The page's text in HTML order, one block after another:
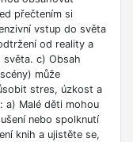
přečtením si
vstup do světa
od reality a
světa. c) Obsah
může
stres, úzkost a
a) Malé děti mohou
nebo spolknutí
knih a ujistěte se,